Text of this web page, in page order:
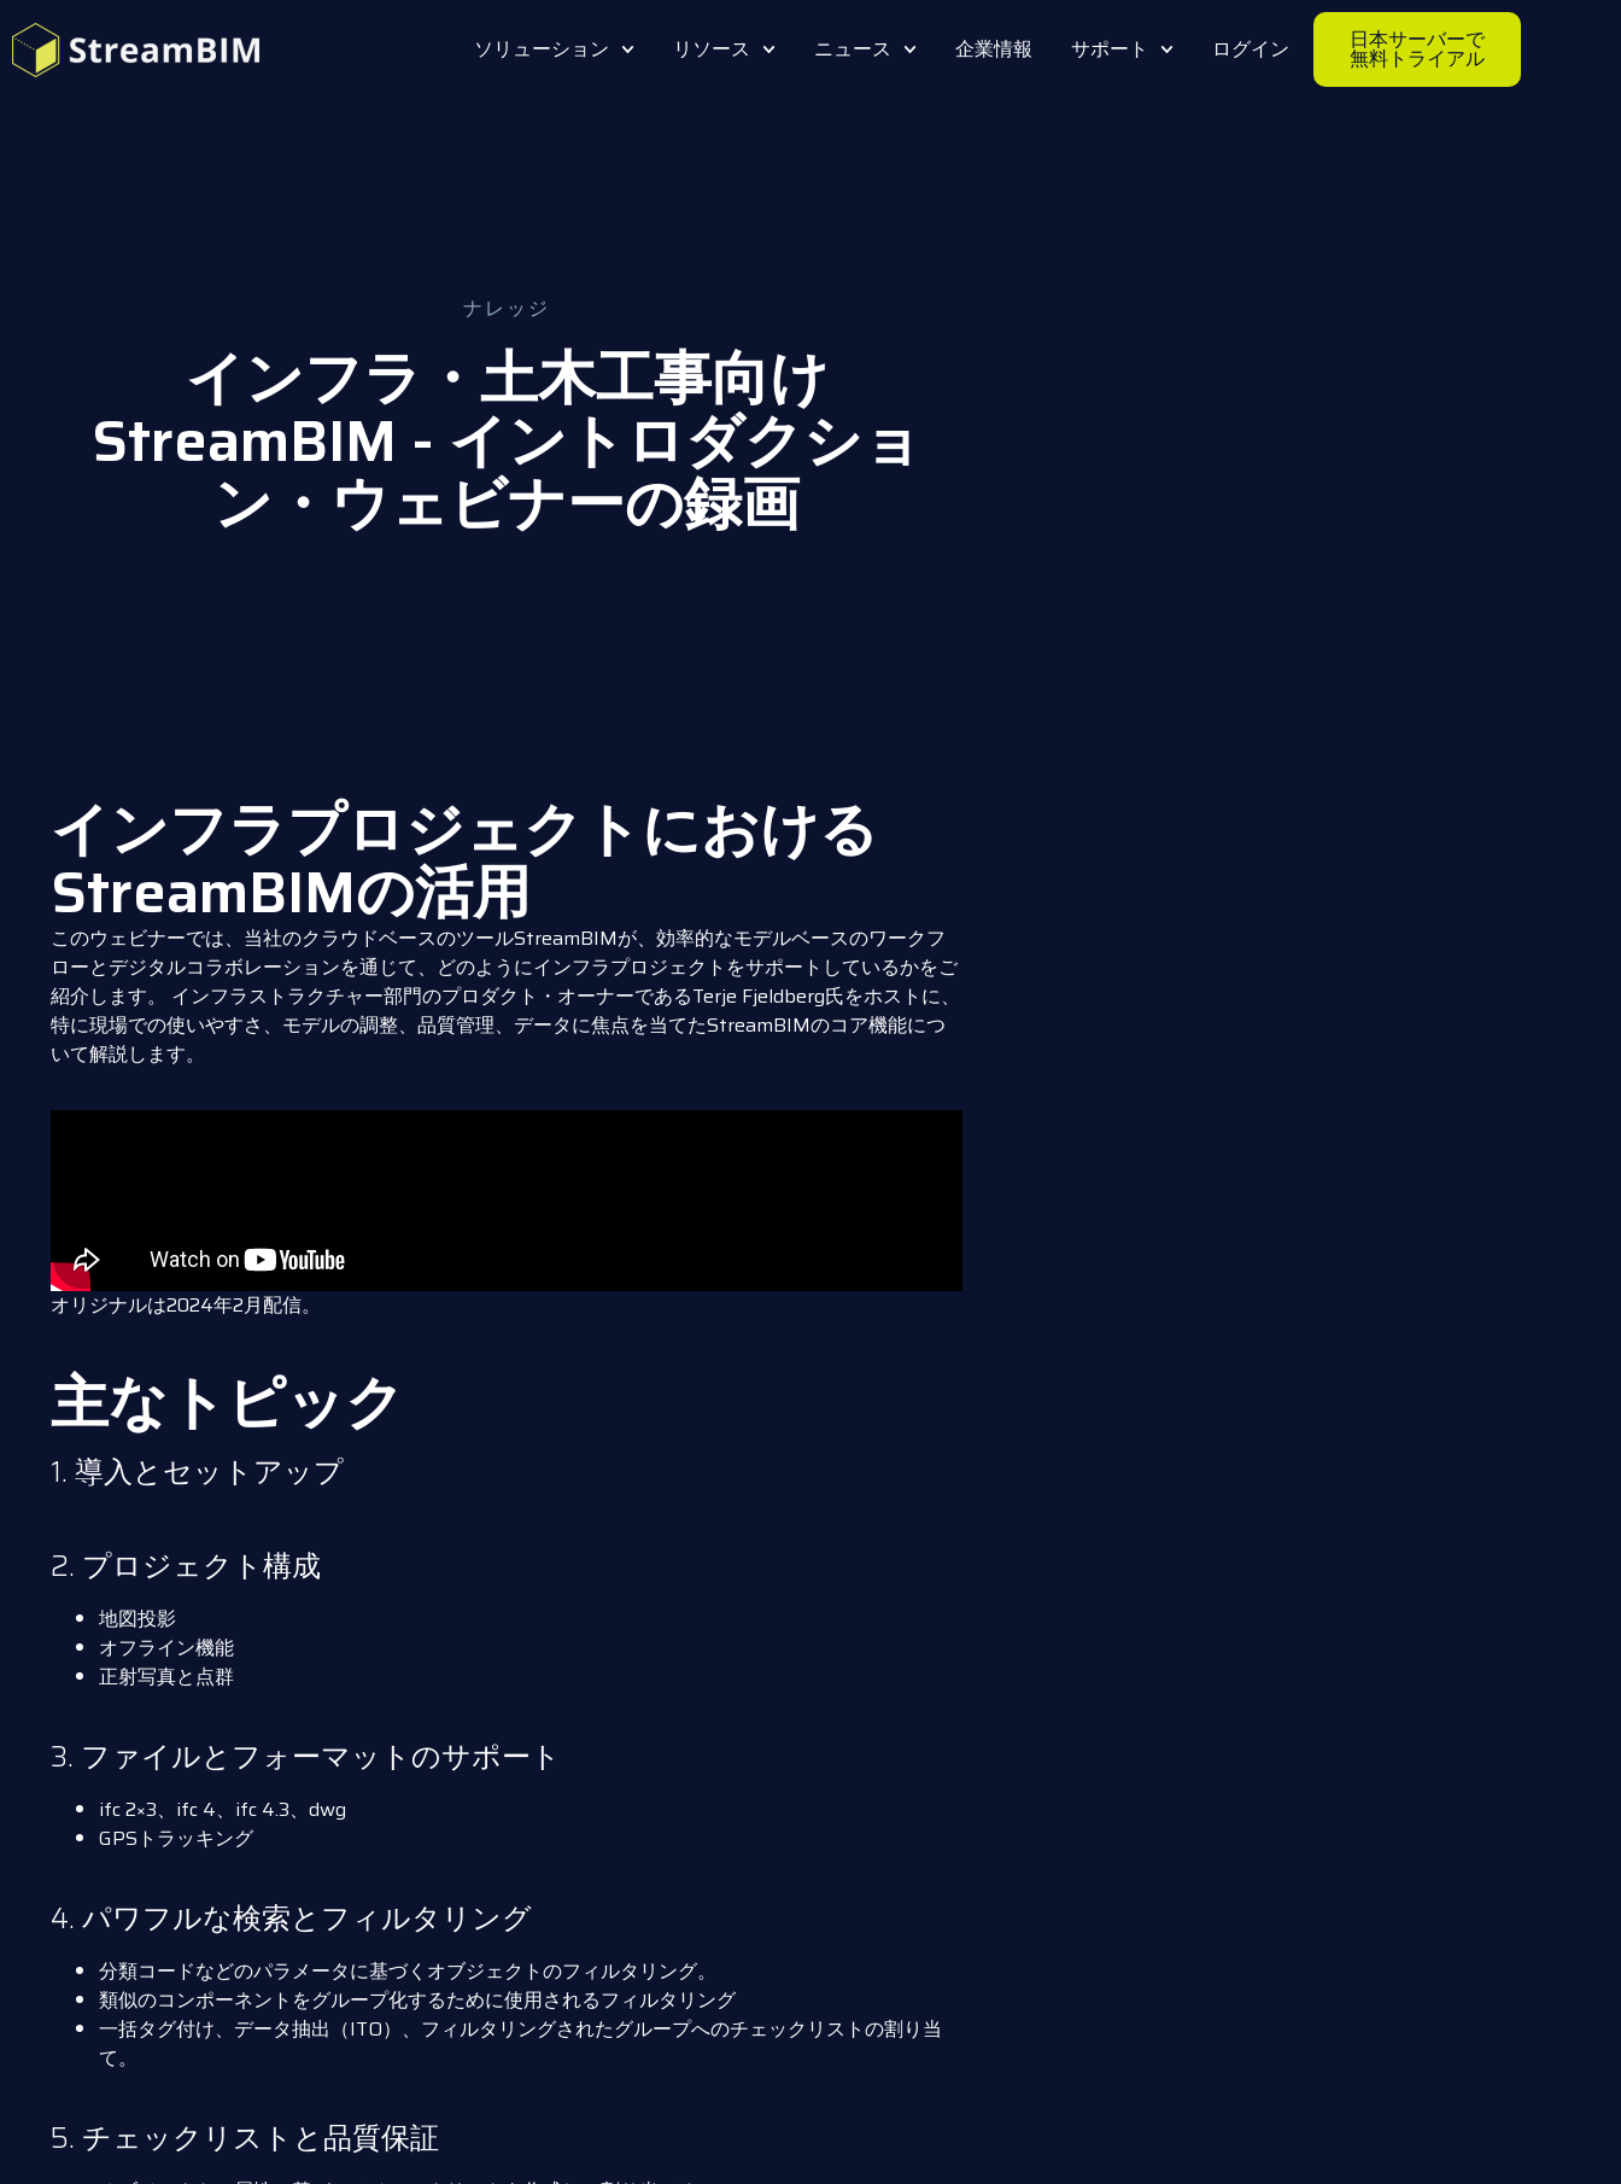
ソリューション リソース ニュース 企業情報 サポート ログイン 日本サーバーで
無料トライアル
ナレッジ
インフラ・土木工事向け
StreamBIM - イントロダクショ
ン・ウェビナーの録画
インフラプロジェクトにおける
StreamBIMの活用
このウェビナーでは、当社のクラウドベースのツールStreamBIMが、効率的なモデルベースのワークフ
ローとデジタルコラボレーションを通じて、どのようにインフラプロジェクトをサポートしているかをご
紹介します。 インフラストラクチャー部門のプロダクト・オーナーであるTerje Fjeldberg氏をホストに、
特に現場での使いやすさ、モデルの調整、品質管理、データに焦点を当てたStreamBIMのコア機能につ
いて解説します。
オリジナルは2024年2月配信。
主なトピック
1. 導入とセットアップ
2. プロジェクト構成
地図投影
オフライン機能
正射写真と点群
3. ファイルとフォーマットのサポート
ifc 2×3、ifc 4、ifc 4.3、dwg
GPSトラッキング
4. パワフルな検索とフィルタリング
分類コードなどのパラメータに基づくオブジェクトのフィルタリング。
類似のコンポーネントをグループ化するために使用されるフィルタリング
一括タグ付け、データ抽出（ITO）、フィルタリングされたグループへのチェックリストの割り当
て。
5. チェックリストと品質保証